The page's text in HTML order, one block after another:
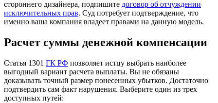
стороннего дизайнера, подпишите договор об отчуждении
исключительных прав. Суд потребует подтверждение, что
именно ваша компания владеет правами на данную модель.
Расчет суммы денежной компенсации
Статья 1301 ГК РФ позволяет истцу выбрать наиболее
выгодный вариант расчета выплаты. Вы не обязаны
доказывать точный размер понесенных убытков. Достаточно
подтвердить сам факт нарушения. Выберите один из трех
доступных путей: